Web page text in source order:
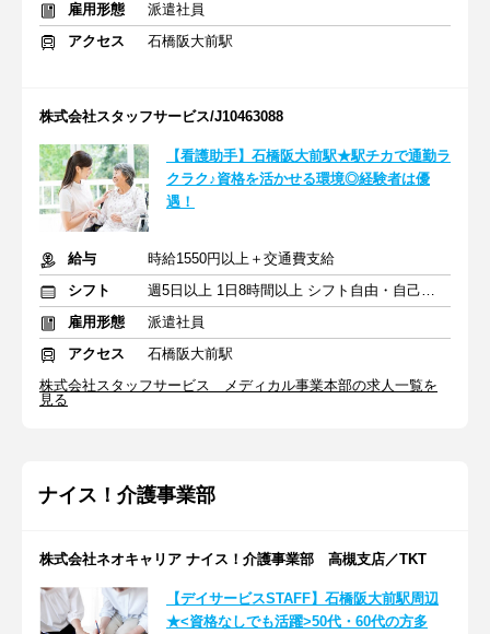
雇用形態
派遣社員
アクセス
石橋阪大前駅
株式会社スタッフサービス/J10463088
【看護助手】石橋阪大前駅★駅チカで通勤ラ
クラク♪資格を活かせる環境◎経験者は優
遇！
給与
時給1550円以上＋交通費支給
シフト
週5日以上 1日8時間以上 シフト自由・自己申告
雇用形態
派遣社員
アクセス
石橋阪大前駅
株式会社スタッフサービス メディカル事業本部の求人一覧を
見る
ナイス！介護事業部
株式会社ネオキャリア ナイス！介護事業部 高槻支店／TKT
【デイサービスSTAFF】石橋阪大前駅周辺
★<資格なしでも活躍>50代・60代の方多